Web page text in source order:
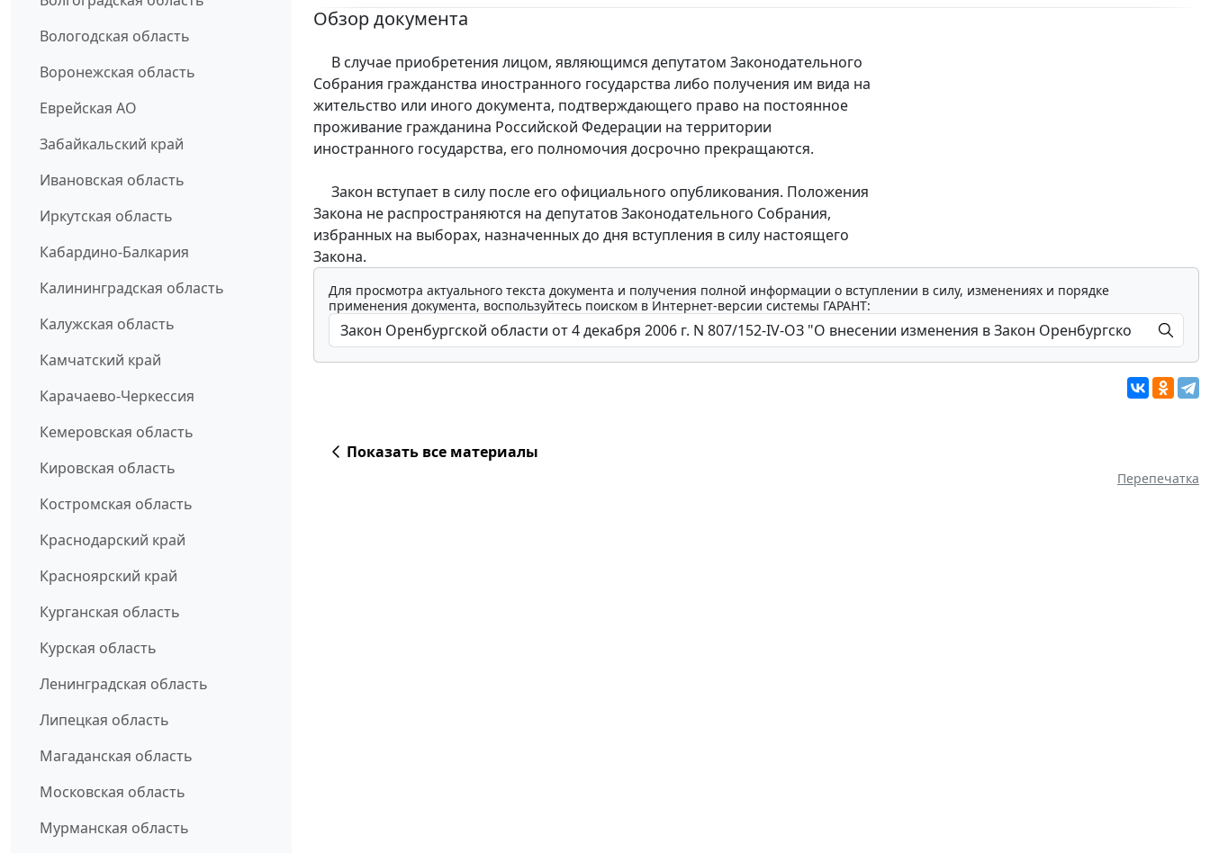
Вологодская область
Воронежская область
Еврейская АО
Забайкальский край
Ивановская область
Иркутская область
Кабардино-Балкария
Калининградская область
Калужская область
Камчатский край
Карачаево-Черкессия
Кемеровская область
Кировская область
Костромская область
Краснодарский край
Красноярский край
Курганская область
Курская область
Ленинградская область
Липецкая область
Магаданская область
Московская область
Мурманская область
Обзор документа
В случае приобретения лицом, являющимся депутатом Законодательного
Собрания гражданства иностранного государства либо получения им вида на
жительство или иного документа, подтверждающего право на постоянное
проживание гражданина Российской Федерации на территории
иностранного государства, его полномочия досрочно прекращаются.
Закон вступает в силу после его официального опубликования. Положения
Закона не распространяются на депутатов Законодательного Собрания,
избранных на выборах, назначенных до дня вступления в силу настоящего
Закона.
Для просмотра актуального текста документа и получения полной информации о вступлении в силу, изменениях и порядке
применения документа, воспользуйтесь поиском в Интернет-версии системы ГАРАНТ:
Показать все материалы
Перепечатка